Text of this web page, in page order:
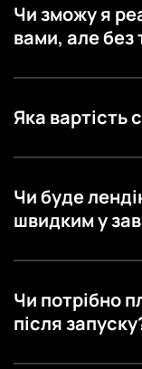
Чи зможу я
вами, але без
Яка вартість
Чи буде
швидким у
Чи потрібно
після